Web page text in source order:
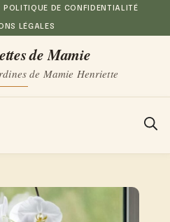
POLITIQUE DE CONFIDENTIALITÉ
LÉGALES
de Mamie
de Mamie Henriette